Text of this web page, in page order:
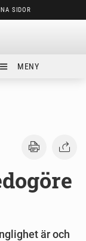
SIDOR
MENY
är och